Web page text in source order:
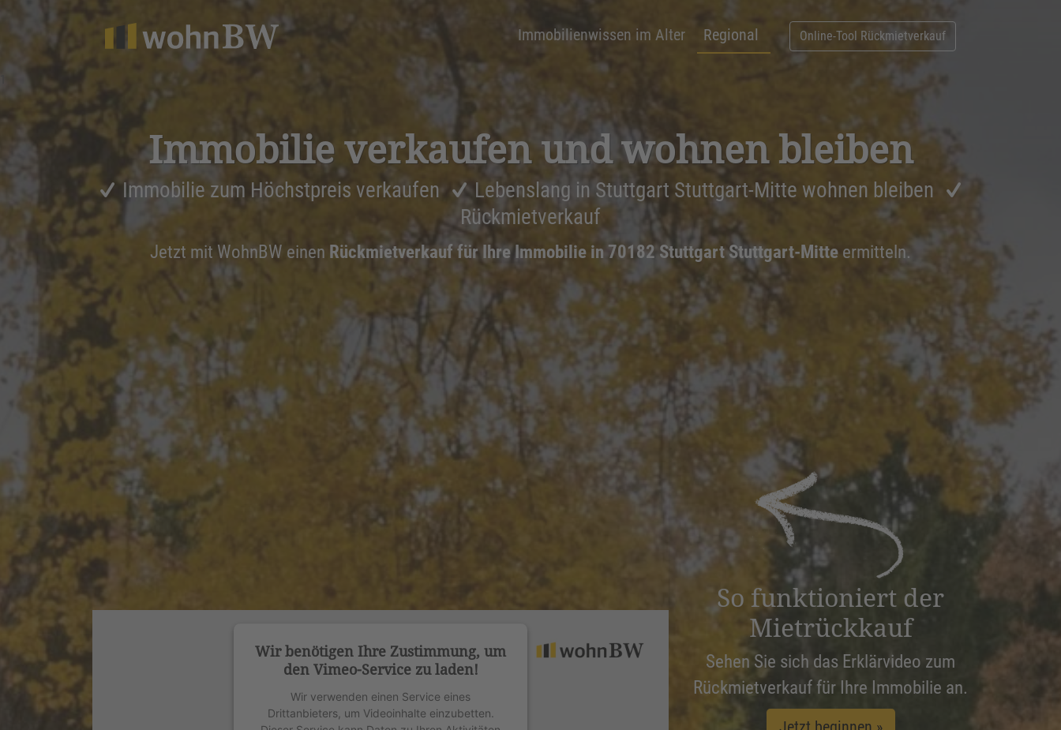
Immobilienwissen im Alter Regional Online-Tool Rückmietverkauf
Immobilie verkaufen und wohnen bleiben
Immobilie zum Höchstpreis verkaufen
Lebenslang in Stuttgart Stuttgart-Mitte wohnen bleiben
Rückmietverkauf
Jetzt mit WohnBW einen Rückmietverkauf für Ihre Immobilie in 70182 Stuttgart Stuttgart-Mitte ermitteln.
Wir benötigen Ihre Zustimmung, um
den Vimeo-Service zu laden!
Wir verwenden einen Service eines
Drittanbieters, um Videoinhalte einzubetten.
So funktioniert der
Mietrückkauf
Sehen Sie sich das Erklärvideo zum
Rückmietverkauf für Ihre Immobilie an.